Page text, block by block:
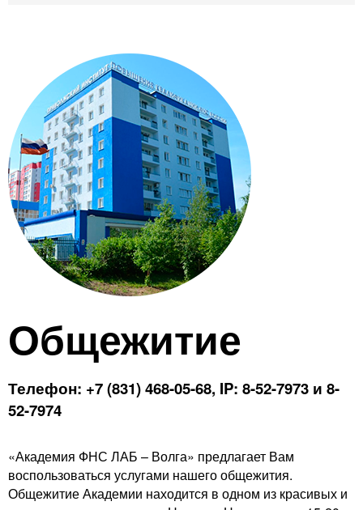
Образовательные услуги
Услуги проживания
Контакты
Блог
Общежитие
Телефон: +7 (831) 468-05-68, IP: 8-52-7973 и 8-
52-7974
«Академия ФНС ЛАБ – Волга» предлагает Вам
воспользоваться услугами нашего общежития.
Общежитие Академии находится в одном из красивых и